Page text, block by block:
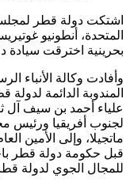
اشتكت دولة قطر لمجلس
المتحدة، أنطونيو
بحرينية اخترقت سيادة دولة قطر في 9
وأفادت وكالة الأنباء
المندوبة الدائمة
علياء أحمد بن سيف آل
لجنوب أفريقيا ورئيس
ماتجيلا، وإلى الأمين
قبل حكومة دولة قطر
للمجال الجوي لدولة